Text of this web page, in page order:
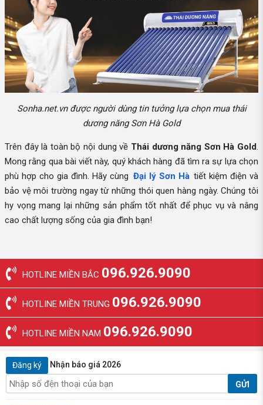
Sonha.net.vn được người dùng tin tưởng lựa chọn mua thái
dương năng Sơn Hà Gold
Trên đây là toàn bộ nội dung về Thái dương năng Sơn Hà Gold.
Mong rằng qua bài viết này, quý khách hàng đã tìm ra sự lựa chọn
phù hợp cho gia đình. Hãy cùng Đại lý Sơn Hà tiết kiệm điện và
bảo vệ môi trường ngay từ những thói quen hàng ngày. Chúng tôi
hy vọng mang lại những sản phẩm tốt nhất để phục vụ và nâng
cao chất lượng sống của gia đình bạn!
HOTLINE MIỀN BẮC 096.926.9090
HOTLINE MIỀN TRUNG 096.926.9090
HOTLINE MIỀN NAM 096.926.9090
Đăng ký Nhận báo giá 2026
GỬI